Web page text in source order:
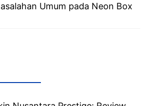
Umum pada Neon Box